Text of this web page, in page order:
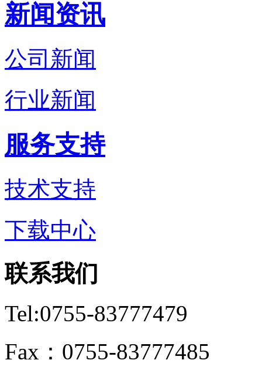
新闻资讯
公司新闻
行业新闻
服务支持
技术支持
下载中心
联系我们
Tel:0755-83777479
Fax：0755-83777485